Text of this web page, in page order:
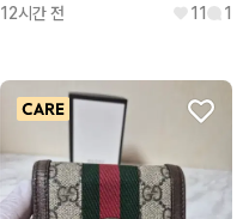
12시간 전 11 1